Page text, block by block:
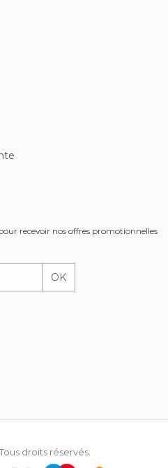
recevoir nos offres promotionnelles
OK
droits réservés.